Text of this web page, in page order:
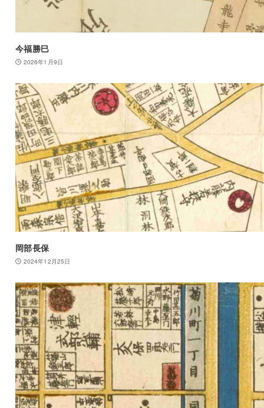
今福勝巳
2026年1月9日
岡部長保
2024年12月25日